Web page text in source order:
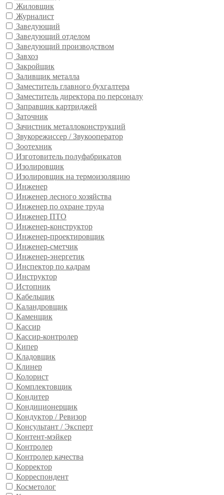
Жиловщик
Журналист
Заведующий
Заведующий отделом
Заведующий производством
Завхоз
Закройщик
Заливщик металла
Заместитель главного бухгалтера
Заместитель директора по персоналу
Заправщик картриджей
Заточник
Зачистник металлоконструкций
Звукорежиссер / Звукооператор
Зоотехник
Изготовитель полуфабрикатов
Изолировщик
Изолировщик на термоизоляцию
Инженер
Инженер лесного хозяйства
Инженер по охране труда
Инженер ПТО
Инженер-конструктор
Инженер-проектировщик
Инженер-сметчик
Инженер-энергетик
Инспектор по кадрам
Инструктор
Истопник
Кабельщик
Каландровщик
Каменщик
Кассир
Кассир-контролер
Кипер
Кладовщик
Клинер
Колорист
Комплектовщик
Кондитер
Кондиционерщик
Кондуктор / Ревизор
Консультант / Эксперт
Контент-мэйкер
Контролер
Контролер качества
Корректор
Корреспондент
Косметолог